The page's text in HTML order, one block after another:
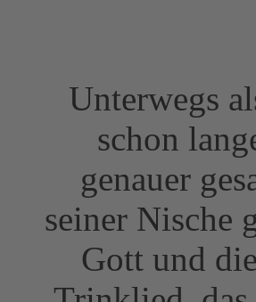
Unterwegs
schon
genauer
seiner Nische
Gott und